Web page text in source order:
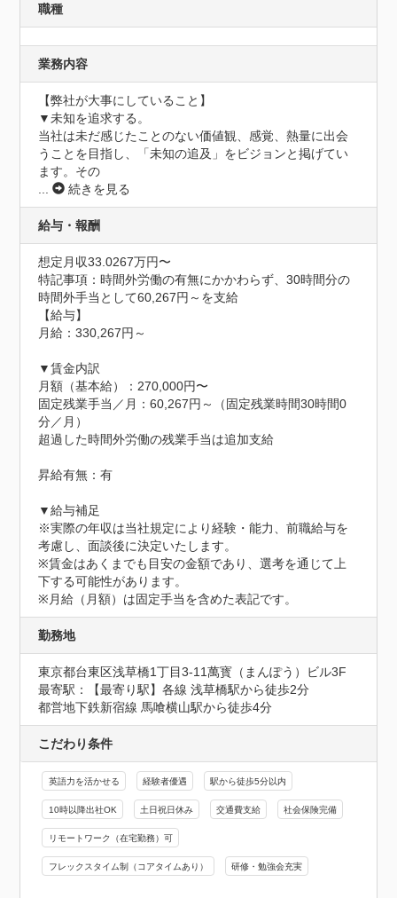
職種
業務内容
【弊社が大事にしていること】
▼未知を追求する。
当社は未だ感じたことのない価値観、感覚、熱量に出会
うことを目指し、「未知の追及」をビジョンと掲げてい
ます。その
...
続きを見る
給与・報酬
想定月収33.0267万円〜
特記事項：時間外労働の有無にかかわらず、30時間分の
時間外手当として60,267円～を支給
【給与】
月給：330,267円～
▼賃金内訳
月額（基本給）：270,000円〜
固定残業手当／月：60,267円～（固定残業時間30時間0
分／月）
超過した時間外労働の残業手当は追加支給
昇給有無：有
▼給与補足
※実際の年収は当社規定により経験・能力、前職給与を
考慮し、面談後に決定いたします。
※賃金はあくまでも目安の金額であり、選考を通じて上
下する可能性があります。
※月給（月額）は固定手当を含めた表記です。
勤務地
東京都台東区浅草橋1丁目3-11萬寳（まんぽう）ビル3F
最寄駅：【最寄り駅】各線 浅草橋駅から徒歩2分
都営地下鉄新宿線 馬喰横山駅から徒歩4分
こだわり条件
英語力を活かせる 経験者優遇 駅から徒歩5分以内
10時以降出社OK 土日祝日休み 交通費支給 社会保険完備
リモートワーク（在宅勤務）可
フレックスタイム制（コアタイムあり） 研修・勉強会充実